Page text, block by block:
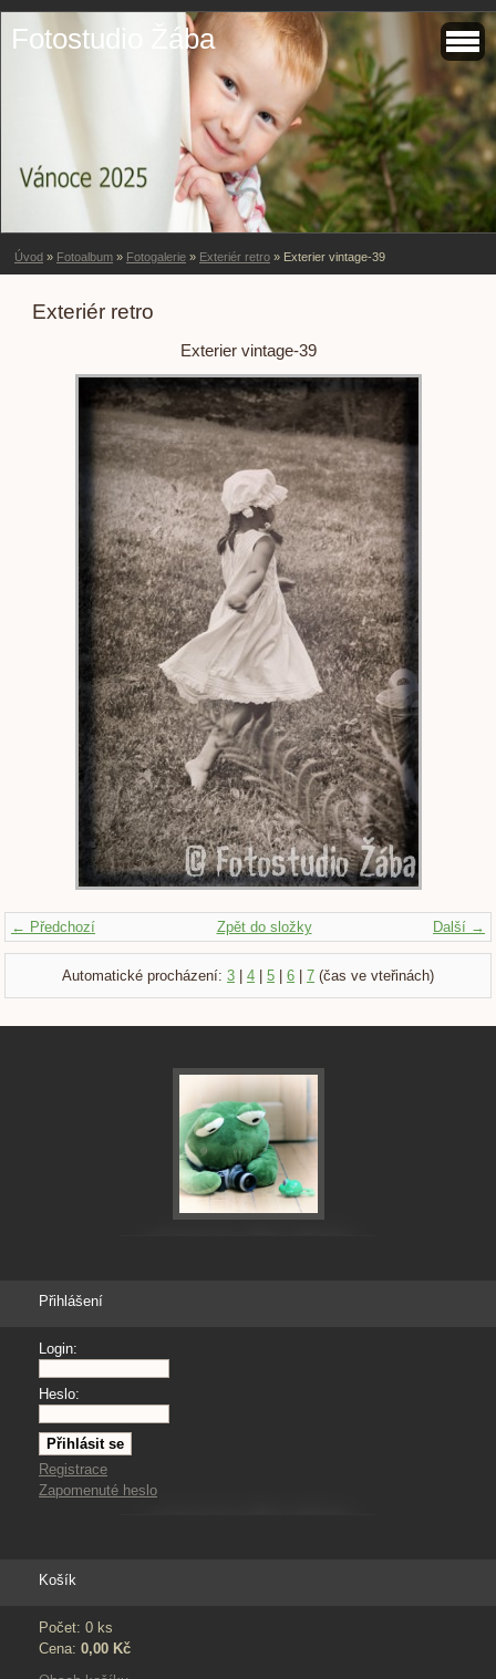
Fotostudio Žába
Úvod » Fotoalbum » Fotogalerie » Exteriér retro » Exterier vintage-39
Exteriér retro
Exterier vintage-39
← Předchozí Další →
Zpět do složky
Automatické procházení: 3 4 5 6 7 (čas ve vteřinách)
Přihlášení
Login:
Heslo:
Registrace
Zapomenuté heslo
Košík
Počet: 0 ks
Cena: 0,00 Kč